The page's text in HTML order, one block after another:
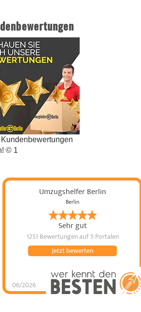
© 1
Umzugshelfer Berlin
Berlin
Sehr gut
1251 Bewertungenauf 5 Portalen
06/2026
Jetzt bewerten
Umzugshelfer Berlin
hat5von5 Sternen |